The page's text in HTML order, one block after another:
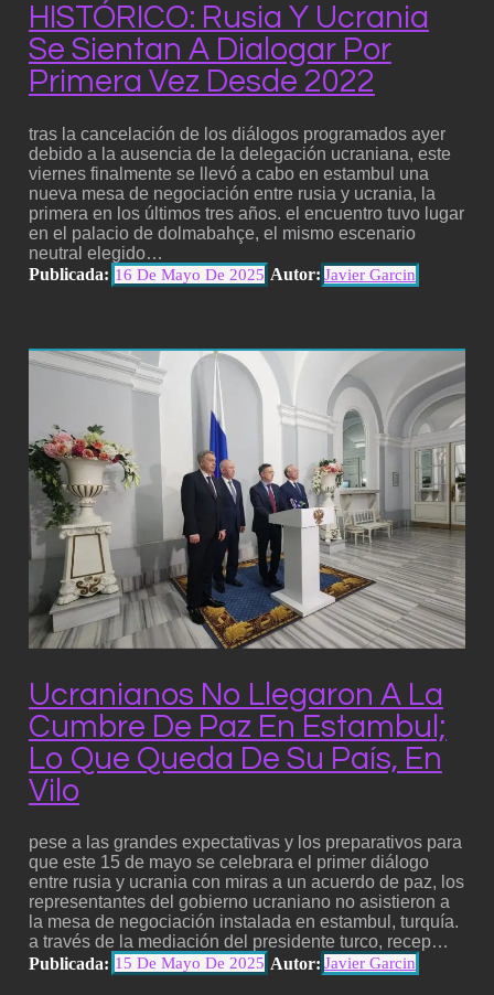
HISTÓRICO: Rusia Y Ucrania
Se Sientan A Dialogar Por
Primera Vez Desde 2022
tras la cancelación de los diálogos programados ayer
debido a la ausencia de la delegación ucraniana, este
viernes finalmente se llevó a cabo en estambul una
nueva mesa de negociación entre rusia y ucrania, la
primera en los últimos tres años. el encuentro tuvo lugar
en el palacio de dolmabahçe, el mismo escenario
neutral elegido…
Publicada: 16 De Mayo De 2025 Autor: Javier Garcin
Ucranianos No Llegaron A La
Cumbre De Paz En Estambul;
Lo Que Queda De Su País, En
Vilo
pese a las grandes expectativas y los preparativos para
que este 15 de mayo se celebrara el primer diálogo
entre rusia y ucrania con miras a un acuerdo de paz, los
representantes del gobierno ucraniano no asistieron a
la mesa de negociación instalada en estambul, turquía.
a través de la mediación del presidente turco, recep…
Publicada: 15 De Mayo De 2025 Autor: Javier Garcin